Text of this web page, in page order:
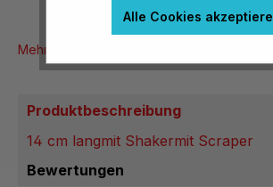
Mehr Produktinformationen
Produktbeschreibung
14 cm langmit Shakermit Scraper
Bewertungen
Alle Cookies